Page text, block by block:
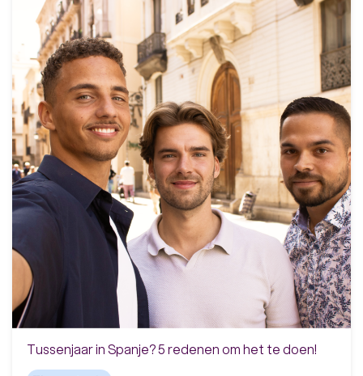
Tussenjaar in Spanje? 5 redenen om het te doen!